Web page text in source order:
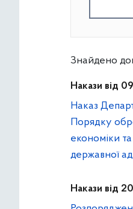
Знайдено
Накази від
Наказ
Порядку
економіки та
державної
Накази від